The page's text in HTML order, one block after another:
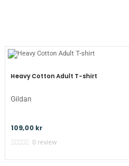
Heavy Cotton Adult T-shirt
Gildan
109,00 kr
0 review